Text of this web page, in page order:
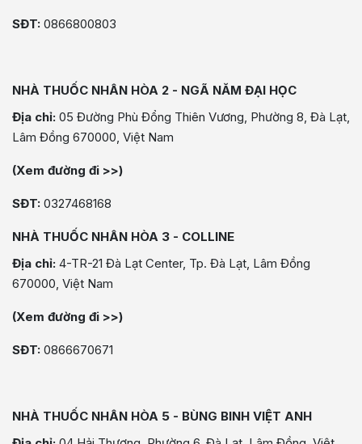
SĐT: 0866800803
NHÀ THUỐC NHÂN HÒA 2 - NGÃ NĂM ĐẠI HỌC
Địa chỉ: 05 Đường Phù Đổng Thiên Vương, Phường 8, Đà Lạt,
Lâm Đồng 670000, Việt Nam
(Xem đường đi >>)
SĐT: 0327468168
NHÀ THUỐC NHÂN HÒA 3 - COLLINE
Địa chỉ: 4-TR-21 Đà Lạt Center, Tp. Đà Lạt, Lâm Đồng
670000, Việt Nam
(Xem đường đi >>)
SĐT: 0866670671
NHÀ THUỐC NHÂN HÒA 5 - BÙNG BINH VIỆT ANH